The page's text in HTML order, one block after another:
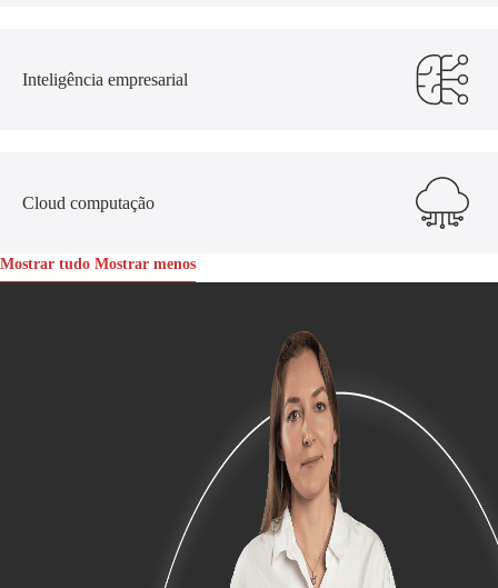
Inteligência empresarial
Cloud computação
Mostrar tudo Mostrar menos